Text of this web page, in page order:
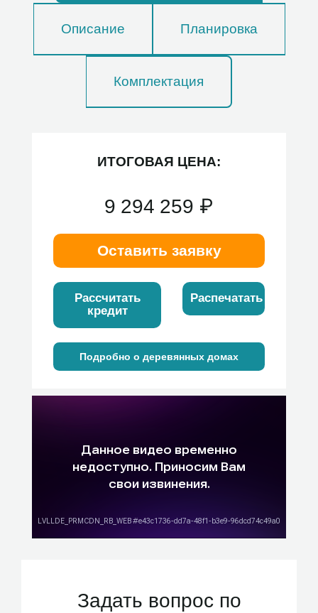
Описание Планировка
Комплектация
ИТОГОВАЯ ЦЕНА:
9 294 259 ₽
Оставить заявку
Рассчитать
кредит
Распечатать
Подробно о деревянных домах
Задать вопрос по